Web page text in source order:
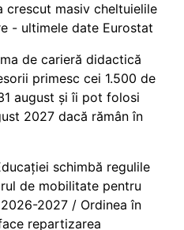
crescut masiv cheltuielile
- ultimele date Eurostat
de carieră didactică
primesc cei 1.500 de
august și îi pot folosi
2027 dacă rămân în
schimbă regulile
de mobilitate pentru
2027 / Ordinea în
repartizarea